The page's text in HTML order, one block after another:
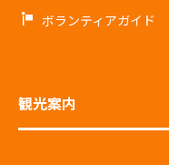
ボランティアガイド
観光案内